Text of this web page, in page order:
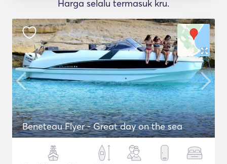
Harga selalu termasuk kru.
Beneteau Flyer - Great day on the sea